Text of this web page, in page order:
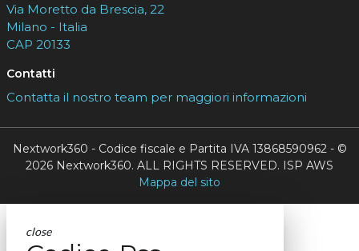
Via Moretto da Brescia, 22
Milano - Italia
CAP 20133
Contatti
Contatta il nostro team per maggiori informazioni
Nextwork360 - Codice fiscale e Partita IVA 13868590962 - ©
2026 Nextwork360. ALL RIGHTS RESERVED. ISP AWS
Mappa del sito
close